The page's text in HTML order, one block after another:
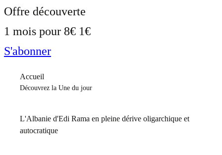
Offre découverte
1 mois pour 8€ 1€
S'abonner
Accueil
Découvrez la Une du jour
L'Albanie d'Edi Rama en pleine dérive oligarchique et
autocratique